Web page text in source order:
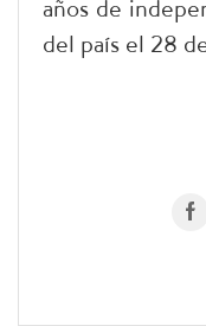
años de
del país el 28